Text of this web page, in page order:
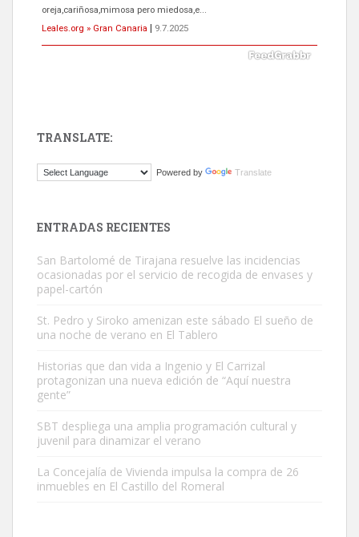
oreja,cariñosa,mimosa pero miedosa,e...
Leales.org » Gran Canaria | 9.7.2025
El ayuntamiento se va a llevar a Los Gatos callejeros de la zona los
Este gato macho ha aparecido en la calle hace menos de un mes,
es muy manso y extremadamente cari...
Leales.org » Gran Canaria
TRANSLATE:
Powered by Translate
ENTRADAS RECIENTES
San Bartolomé de Tirajana resuelve las incidencias
ocasionadas por el servicio de recogida de envases y
papel-cartón
St. Pedro y Siroko amenizan este sábado El sueño de
una noche de verano en El Tablero
Historias que dan vida a Ingenio y El Carrizal
protagonizan una nueva edición de “Aquí nuestra
gente”
SBT despliega una amplia programación cultural y
juvenil para dinamizar el verano
La Concejalía de Vivienda impulsa la compra de 26
inmuebles en El Castillo del Romeral